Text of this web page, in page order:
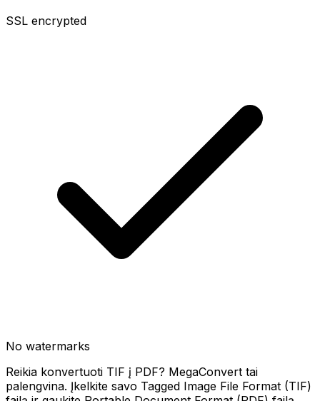
SSL encrypted
No watermarks
Reikia konvertuoti TIF į PDF? MegaConvert tai
palengvina. Įkelkite savo Tagged Image File Format (TIF)